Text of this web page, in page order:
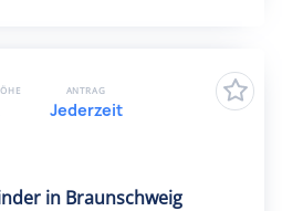
in Braunschweig
ANTRAG
Jederzeit